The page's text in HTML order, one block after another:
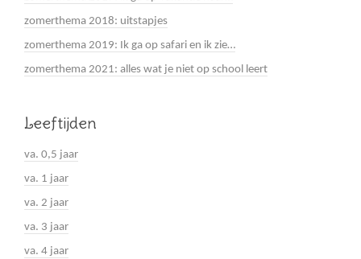
zomerthema 2018: uitstapjes
zomerthema 2019: Ik ga op safari en ik zie…
zomerthema 2021: alles wat je niet op school leert
Leeftijden
va. 0,5 jaar
va. 1 jaar
va. 2 jaar
va. 3 jaar
va. 4 jaar